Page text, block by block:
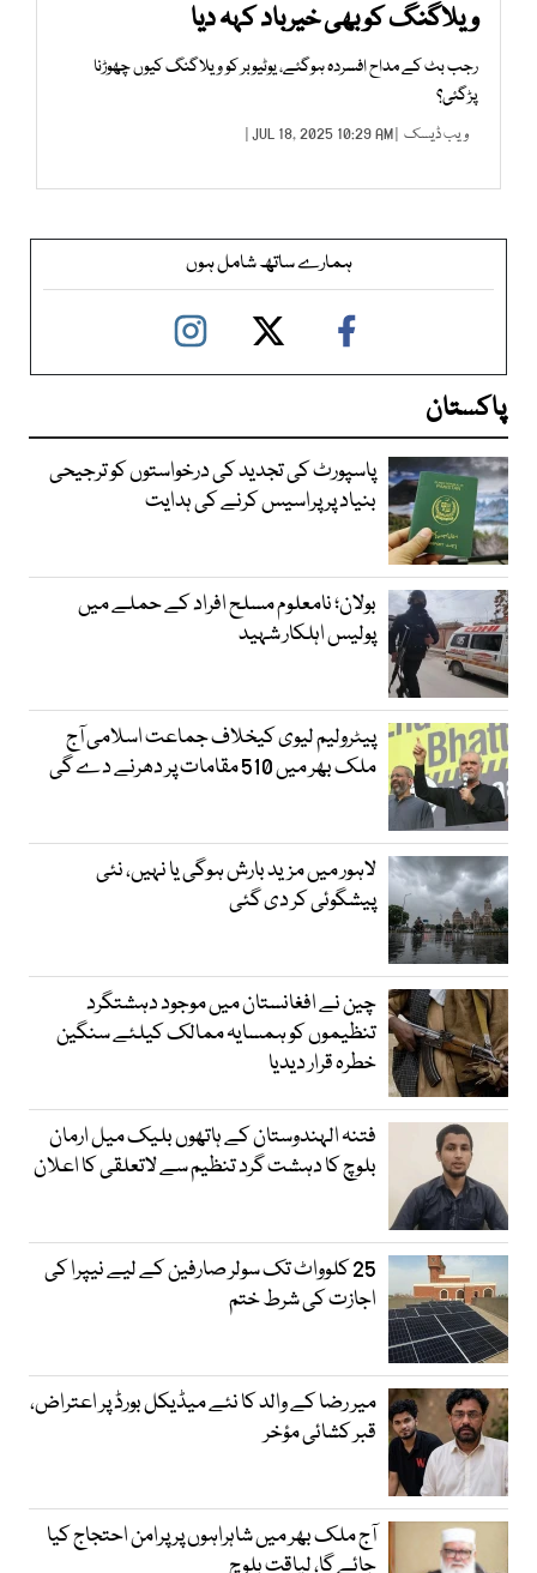
ویلاگنگ کو بھی خیرباد کہہ دیا
رجب بٹ کے مداح افسردہ ہوگئے، یوٹیوبر کو ویلاگنگ کیوں چھوڑنا
پڑگئی؟
ویب ڈیسک | JUL 18, 2025 10:29 AM |
ہمارے ساتھ شامل ہوں
پاکستان
پاسپورٹ کی تجدید کی درخواستوں کو ترجیحی
بنیاد پر پراسیس کرنے کی ہدایت
بولان؛ نامعلوم مسلح افراد کے حملے میں
پولیس اہلکار شہید
پیٹرولیم لیوی کیخلاف جماعت اسلامی آج
ملک بھر میں 510 مقامات پر دھرنے دے گی
لاہور میں مزید بارش ہوگی یا نہیں، نئی
پیشگوئی کر دی گئی
چین نے افغانستان میں موجود دہشتگرد
تنظیموں کو ہمسایہ ممالک کیلئے سنگین
خطرہ قرار دیدیا
فتنہ الہندوستان کے ہاتھوں بلیک میل ارمان
بلوچ کا دہشت گرد تنظیم سے لاتعلقی کا اعلان
25 کلوواٹ تک سولر صارفین کے لیے نیپرا کی
اجازت کی شرط ختم
میر رضا کے والد کا نئے میڈیکل بورڈ پر اعتراض،
قبر کشائی مؤخر
آج ملک بھر میں شاہراہوں پر پرامن احتجاج کیا
جائے گا، لیاقت بلوچ